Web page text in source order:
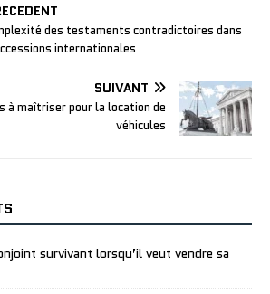
des testaments contradictoires dans
internationales
SUIVANT
à maîtriser pour la location de
véhicules
survivant lorsqu’il veut vendre sa